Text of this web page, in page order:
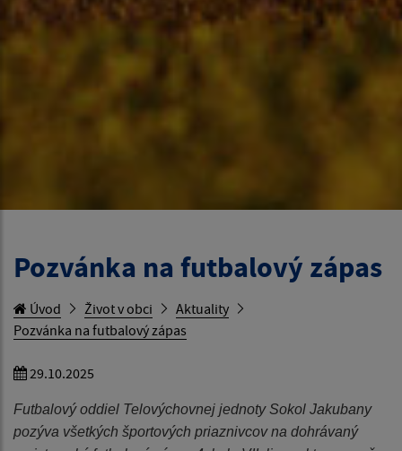
Pozvánka na futbalový zápas
Úvod Život v obci
Aktuality
Pozvánka na futbalový zápas
29.10.2025
Futbalový oddiel Telovýchovnej jednoty Sokol Jakubany
pozýva všetkých športových priaznivcov na dohrávaný